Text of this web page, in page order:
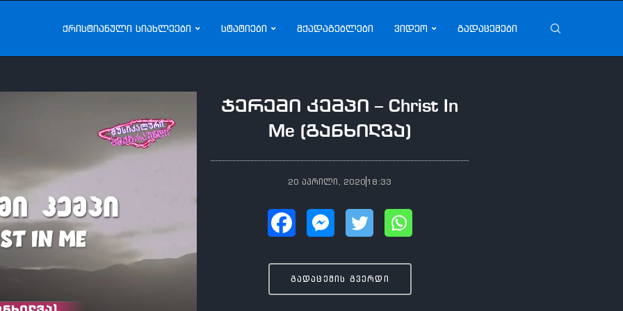
ქრისტიანული სიახლეები სტატიები მქადაგებლები ვიდეო გადაცემები
ჯერემი კემპი – Christ In
Me (განხილვა)
20 აპრილი, 2020 18:33
გადაცემის გვერდი